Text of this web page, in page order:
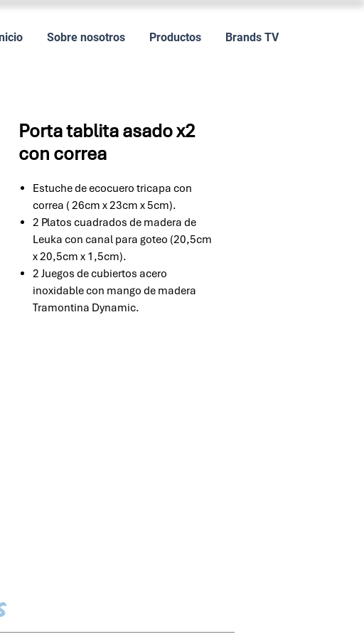
Sobre nosotros Productos Brands TV
Porta tablita asado x2
con correa
Estuche de ecocuero tricapa con
correa ( 26cm x 23cm x 5cm).
2 Platos cuadrados de madera de
Leuka con canal para goteo (20,5cm
x 20,5cm x 1,5cm).
2 Juegos de cubiertos acero
inoxidable con mango de madera
Tramontina Dynamic.